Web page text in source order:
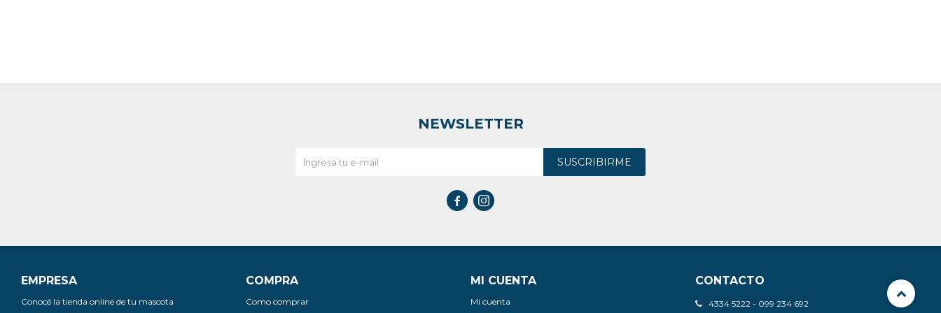
CONTACTO
4334 5222 - 099 234 692
EMPRESA
Conocé la tienda online de tu mascota
COMPRA
Como comprar
MI CUENTA
Mi cuenta
NEWSLETTER
SUSCRIBIRME
 